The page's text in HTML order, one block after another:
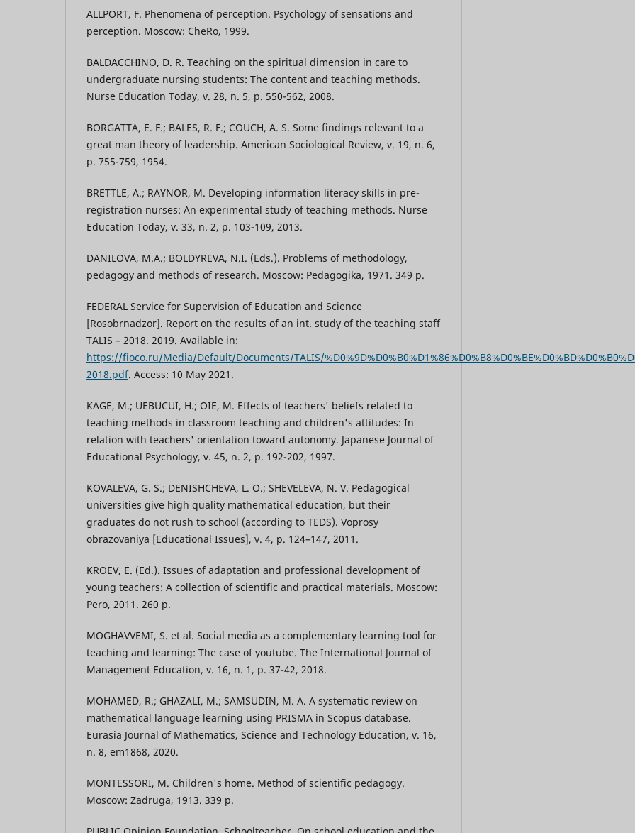
ALLPORT, F. Phenomena of perception. Psychology of sensations and
perception. Moscow: CheRo, 1999.
BALDACCHINO, D. R. Teaching on the spiritual dimension in care to
undergraduate nursing students: The content and teaching methods.
Nurse Education Today, v. 28, n. 5, p. 550-562, 2008.
BORGATTA, E. F.; BALES, R. F.; COUCH, A. S. Some findings relevant to a
great man theory of leadership. American Sociological Review, v. 19, n. 6,
p. 755-759, 1954.
BRETTLE, A.; RAYNOR, M. Developing information literacy skills in pre-
registration nurses: An experimental study of teaching methods. Nurse
Education Today, v. 33, n. 2, p. 103-109, 2013.
DANILOVA, M.A.; BOLDYREVA, N.I. (Eds.). Problems of methodology,
pedagogy and methods of research. Moscow: Pedagogika, 1971. 349 p.
FEDERAL Service for Supervision of Education and Science
[Rosobrnadzor]. Report on the results of an int. study of the teaching staff
TALIS – 2018. 2019. Available in:
https://fioco.ru/Media/Default/Documents/TALIS/
2018.pdf. Access: 10 May 2021.
KAGE, M.; UEBUCUI, H.; OIE, M. Effects of teachers' beliefs related to
teaching methods in classroom teaching and children's attitudes: In
relation with teachers' orientation toward autonomy. Japanese Journal of
Educational Psychology, v. 45, n. 2, p. 192-202, 1997.
KOVALEVA, G. S.; DENISHCHEVA, L. O.; SHEVELEVA, N. V. Pedagogical
universities give high quality mathematical education, but their
graduates do not rush to school (according to TEDS). Voprosy
obrazovaniya [Educational Issues], v. 4, p. 124–147, 2011.
KROEV, E. (Ed.). Issues of adaptation and professional development of
young teachers: A collection of scientific and practical materials. Moscow:
Pero, 2011. 260 p.
MOGHAVVEMI, S. et al. Social media as a complementary learning tool for
teaching and learning: The case of youtube. The International Journal of
Management Education, v. 16, n. 1, p. 37-42, 2018.
MOHAMED, R.; GHAZALI, M.; SAMSUDIN, M. A. A systematic review on
mathematical language learning using PRISMA in Scopus database.
Eurasia Journal of Mathematics, Science and Technology Education, v. 16,
n. 8, em1868, 2020.
MONTESSORI, M. Children's home. Method of scientific pedagogy.
Moscow: Zadruga, 1913. 339 p.